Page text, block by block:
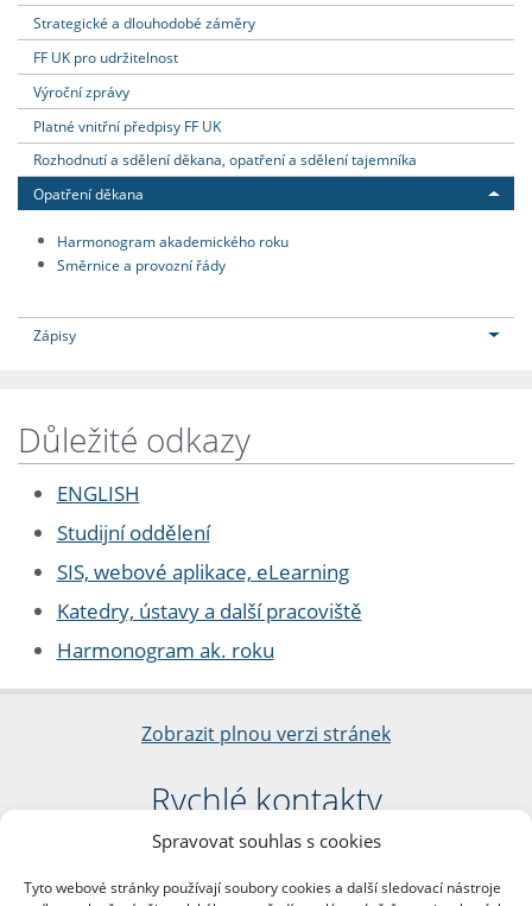
Spravovat souhlas s cookies
Tyto webové stránky používají soubory cookies a další sledovací nástroje
Strategické a dlouhodobé záměry
FF UK pro udržitelnost
Výroční zprávy
Platné vnitřní předpisy FF UK
Rozhodnutí a sdělení děkana, opatření a sdělení tajemníka
Opatření děkana
Harmonogram akademického roku
Směrnice a provozní řády
Zápisy
Důležité odkazy
ENGLISH
Studijní oddělení
SIS, webové aplikace, eLearning
Katedry, ústavy a další pracoviště
Harmonogram ak. roku
Zobrazit plnou verzi stránek
Rychlé kontakty
Filozofická fakulta
nám. Jana Palacha 1/2